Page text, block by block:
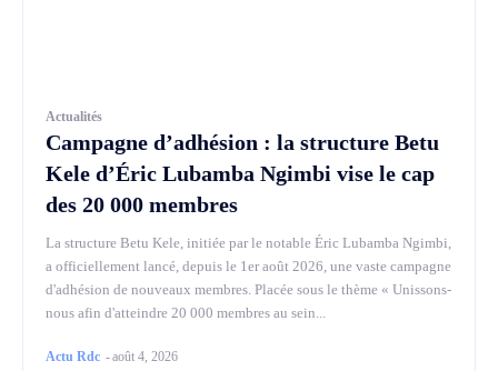
Actualités
Campagne d’adhésion : la structure Betu
Kele d’Éric Lubamba Ngimbi vise le cap
des 20 000 membres
La structure Betu Kele, initiée par le notable Éric Lubamba Ngimbi,
a officiellement lancé, depuis le 1er août 2026, une vaste campagne
d'adhésion de nouveaux membres. Placée sous le thème « Unissons-
nous afin d'atteindre 20 000 membres au sein...
Actu Rdc -août 4, 2026